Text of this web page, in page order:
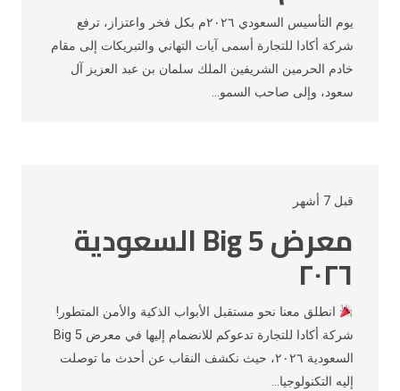
يوم التأسيس السعودي ٢٠٢٦م بكل فخر واعتزاز، ترفع
شركة أكادا للتجارة أسمى آيات التهاني والتبريكات إلى مقام
خادم الحرمين الشريفين الملك سلمان بن عبد العزيز آل
سعود، وإلى صاحب السمو…
قبل 7 أشهر
معرض Big 5 السعودية
٢٠٢٦
انطلق معنا نحو مستقبل الأبواب الذكية والأمن المتطور!
شركة أكادا للتجارة تدعوكم للانضمام إليها في معرض Big 5
السعودية ٢٠٢٦، حيث نكشف النقاب عن أحدث ما توصلت
إليه التكنولوجيا…